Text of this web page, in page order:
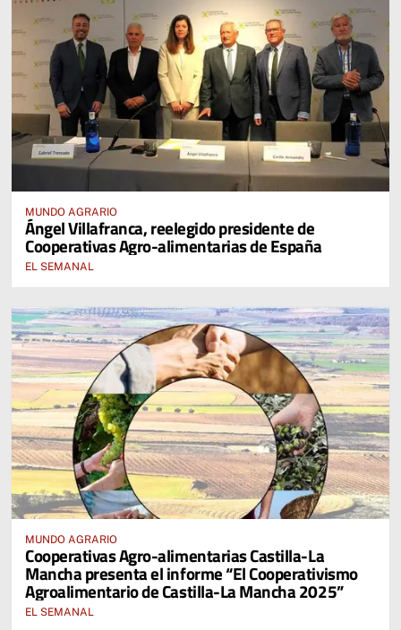
MUNDO AGRARIO
Ángel Villafranca, reelegido presidente de
Cooperativas Agro-alimentarias de España
EL SEMANAL
MUNDO AGRARIO
Cooperativas Agro-alimentarias Castilla-La
Mancha presenta el informe “El Cooperativismo
Agroalimentario de Castilla-La Mancha 2025”
EL SEMANAL